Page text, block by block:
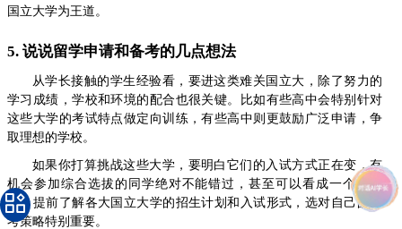
国立大学为王道。
5. 说说留学申请和备考的几点想法
从学长接触的学生经验看，要进这类难关国立大，除了努力的
学习成绩，学校和环境的配合也很关键。比如有些高中会特别针对
这些大学的考试特点做定向训练，有些高中则更鼓励广泛申请，争
取理想的学校。
如果你打算挑战这些大学，要明白它们的入试方式正在变，有
机会参加综合选拔的同学绝对不能错过，甚至可以看成一个好机
会。提前了解各大国立大学的招生计划和入试形式，选对自己的报
考策略特别重要。